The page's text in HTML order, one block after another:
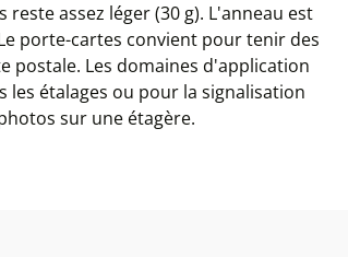
assez léger (30 g). L'anneau est
porte-cartes convient pour tenir des
postale. Les domaines d'application
étalages ou pour la signalisation
sur une étagère.